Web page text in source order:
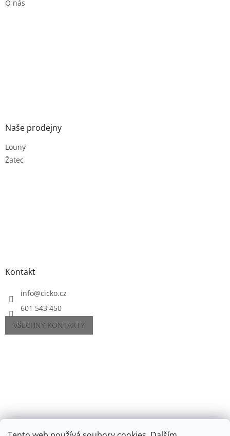
O nás
Naše prodejny
Louny
Žatec
Kontakt
info@cicko.cz
601 543 450
VŠECHNY KONTAKTY